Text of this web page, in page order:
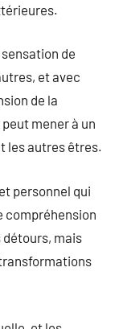
de
et avec
de la
mener à un
les autres êtres.
personnel qui
compréhension
détours, mais